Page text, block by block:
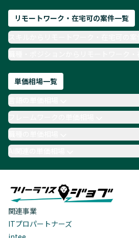
リモートワーク・在宅可の案件一覧
職種・ポジションからリモートワーク・
単価相場一覧
職種の単価相場
AI関連の単価相場
関連事業
ITプロパートナーズ